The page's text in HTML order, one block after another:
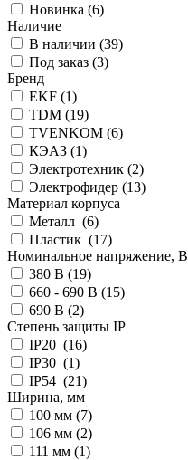
Новинка (6)
Наличие
В наличии (39)
Под заказ (3)
Бренд
EKF (1)
TDM (19)
TVENKOM (6)
КЭАЗ (1)
Электротехник (2)
Электрофидер (13)
Материал корпуса
Металл (6)
Пластик (17)
Номинальное напряжение, В
380 В (19)
660 - 690 В (15)
690 В (2)
Степень защиты IP
IP20 (16)
IP30 (1)
IP54 (21)
Ширина, мм
100 мм (7)
106 мм (2)
111 мм (1)